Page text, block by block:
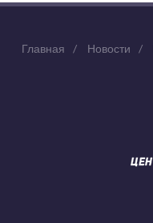
Главная / Новости /